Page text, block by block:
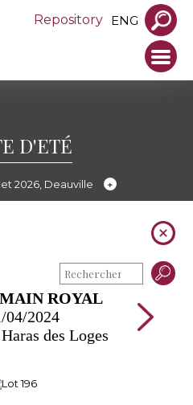
Repository ENG
D'ETÉ
2026, Deauville
ROYAL
04/2024
des Loges